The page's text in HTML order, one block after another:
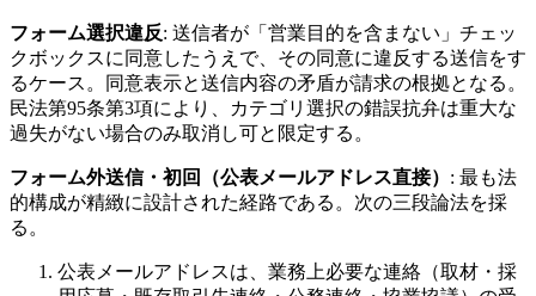
フォーム選択違反: 送信者が「営業目的を含まない」チェッ
クボックスに同意したうえで、その同意に違反する送信をす
るケース。同意表示と送信内容の矛盾が請求の根拠となる。
民法第95条第3項により、カテゴリ選択の錯誤抗弁は重大な
過失がない場合のみ取消し可と限定する。
フォーム外送信・初回（公表メールアドレス直接） : 最も法
的構成が精緻に設計された経路である。次の三段論法を採
る。
公表メールアドレスは、業務上必要な連絡（取材・採